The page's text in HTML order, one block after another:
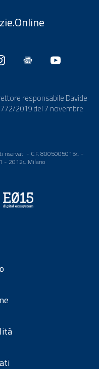
responsabile Davide
2019 del 7 novembre
riservati - C.F. 80050050154 -
- 20124 Milano